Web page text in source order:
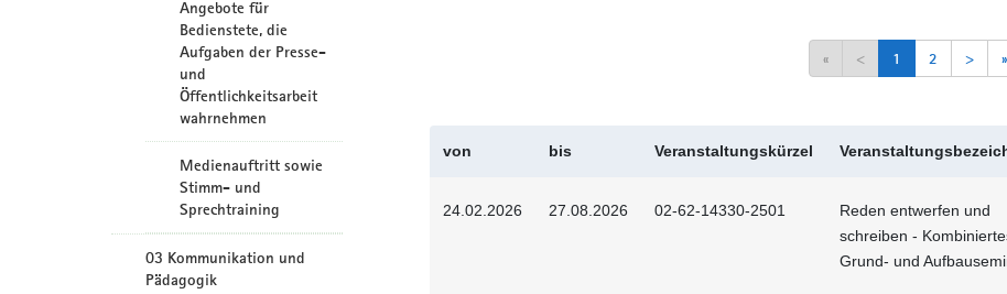
Angebote für
Bedienstete, die
Aufgaben der Presse-
und
Öffentlichkeitsarbeit
wahrnehmen
Medienauftritt sowie
Stimm- und
Sprechtraining
03 Kommunikation und
Pädagogik
« < 1 2 > »
von bis Veranstaltungskürzel
24.02.2026 27.08.2026 02-62-14330-2501
Reden entwerfen und
schreiben -
Grund- und